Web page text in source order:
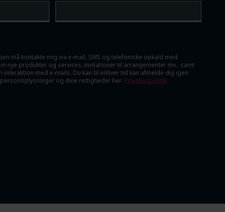
må kontakte mig via e-mail, SMS og telefoniske opkald med
nye produkter og services, invitationer til arrangementer mv., samt
med e-mails. Du kan til enhver tid kan afmelde dig igen.
og dine rettigheder her: Privatlivspolitik